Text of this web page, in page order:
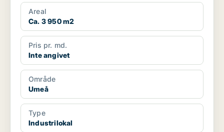
Areal
Ca. 3 950 m2
Pris pr. md.
Inte angivet
Område
Umeå
Type
Industrilokal